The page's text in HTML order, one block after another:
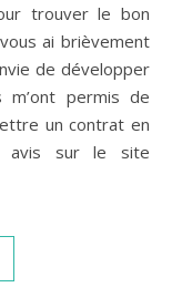
ai brièvement
de développer
permis de
un contrat en
avis sur le site